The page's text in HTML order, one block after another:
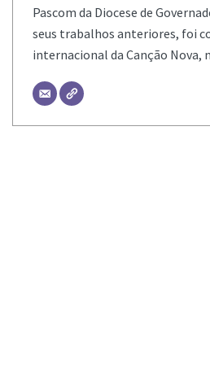
Pascom da Diocese de
seus trabalhos anteriores, foi
internacional da Canção Nova,